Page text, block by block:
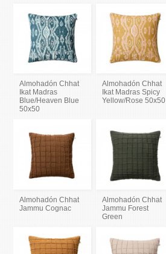
Almohadón Chhat
Ikat Madras
Blue/Heaven Blue
50x50
Almohadón Chhat
Ikat Madras Spicy
Yellow/Rose 50x50
Almohadón Chhat
Jammu Cognac
Almohadón Chhat
Jammu Forest
Green